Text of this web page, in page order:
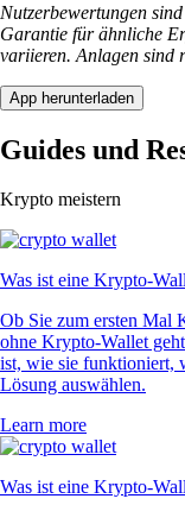
Nutzerbewertungen
Garantie für ähnliche
variieren. Anlagen sind
App herunterladen
Guides und
Krypto meistern
Was ist eine Krypto-
Ob Sie zum ersten Mal
ohne Krypto-Wallet
ist, wie sie funktioniert,
Lösung auswählen.
Learn more
Was ist eine Krypto-